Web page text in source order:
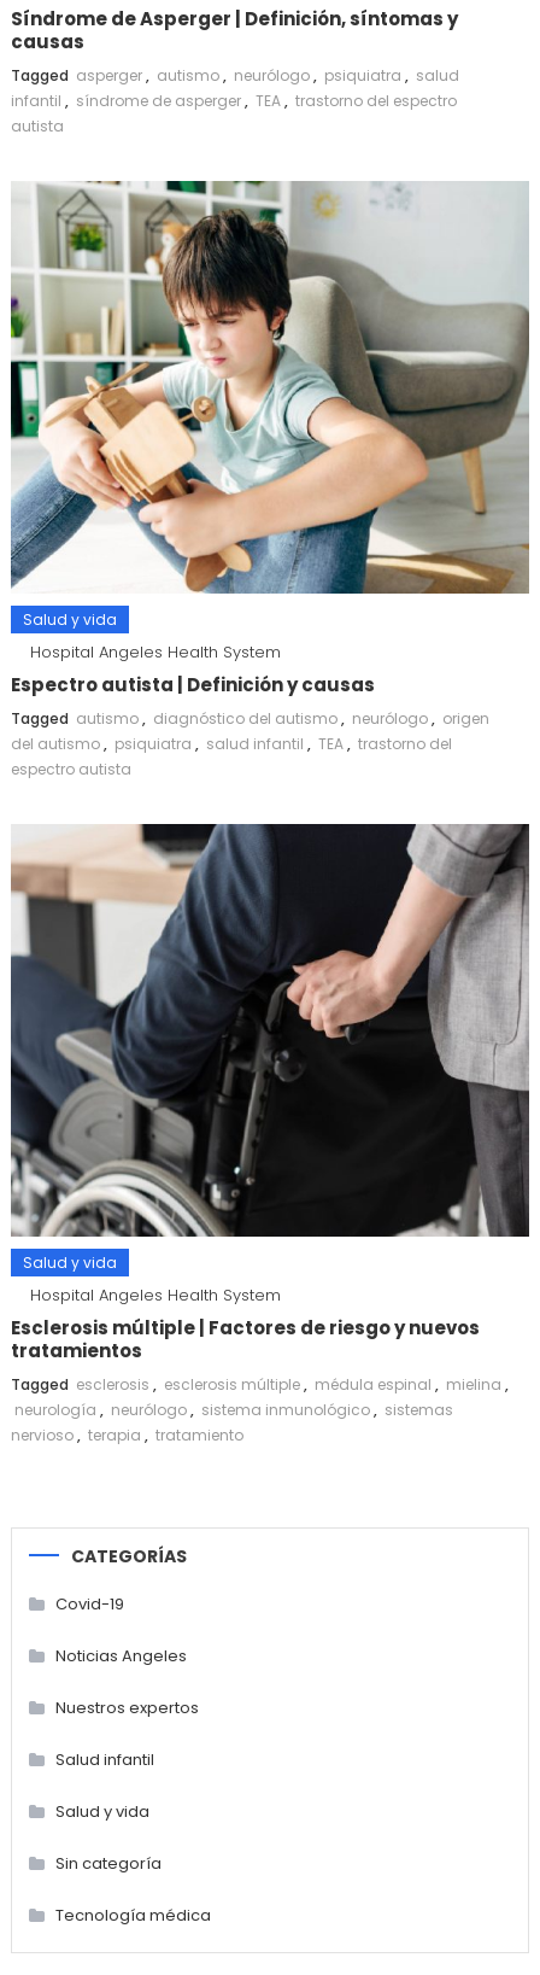
Síndrome de Asperger | Definición, síntomas y
causas
Tagged asperger, autismo, neurólogo, psiquiatra , salud
infantil , síndrome de asperger, TEA, trastorno del espectro
autista
Salud y vida
Hospital Angeles Health System
Espectro autista | Definición y causas
Tagged autismo, diagnóstico del autismo, neurólogo, origen
del autismo, psiquiatra , salud infantil , TEA, trastorno del
espectro autista
Salud y vida
Hospital Angeles Health System
Esclerosis múltiple | Factores de riesgo y nuevos
tratamientos
Tagged esclerosis , esclerosis múltiple, médula espinal , mielina ,
neurología , neurólogo, sistema inmunológico, sistemas
nervioso, terapia , tratamiento
CATEGORÍAS
Covid-19
Noticias Angeles
Nuestros expertos
Salud infantil
Salud y vida
Sin categoría
Tecnología médica